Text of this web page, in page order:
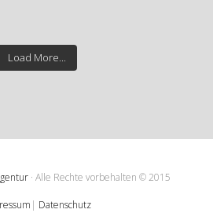
Load More...
· Alle Rechte vorbehalten © 2015
| Datenschutz